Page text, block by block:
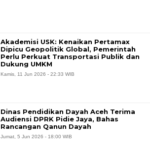
Akademisi USK: Kenaikan Pertamax
Dipicu Geopolitik Global, Pemerintah
Perlu Perkuat Transportasi Publik dan
Dukung UMKM
Kamis, 11 Jun 2026 - 22:33 WIB
Dinas Pendidikan Dayah Aceh Terima
Audiensi DPRK Pidie Jaya, Bahas
Rancangan Qanun Dayah
Jumat, 5 Jun 2026 - 18:00 WIB